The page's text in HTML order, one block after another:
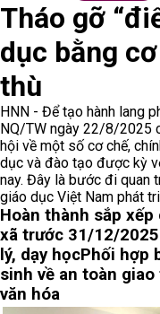
Tháo gỡ
dục bằng
thù
HNN - Để tạo hành lang
NQ/TW ngày 22/8/2025
hội về một số cơ chế,
dục và đào tạo được kỳ
nay. Đây là bước đi quan
giáo dục Việt Nam phát
Hoàn thành sắp
xã trước 31/12/2025
lý, dạy họcPhối hợp
sinh về an toàn giao
văn hóa